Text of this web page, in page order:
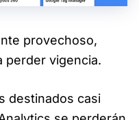
provechoso,
perder vigencia.
destinados casi